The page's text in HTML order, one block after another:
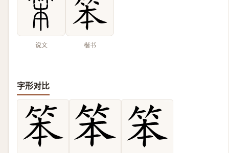
说文 楷书
字形对比